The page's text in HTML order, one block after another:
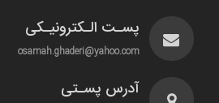
پسـت الـکترونیـکی
osamah.ghaderi@yahoo.com
آدرس پسـتی